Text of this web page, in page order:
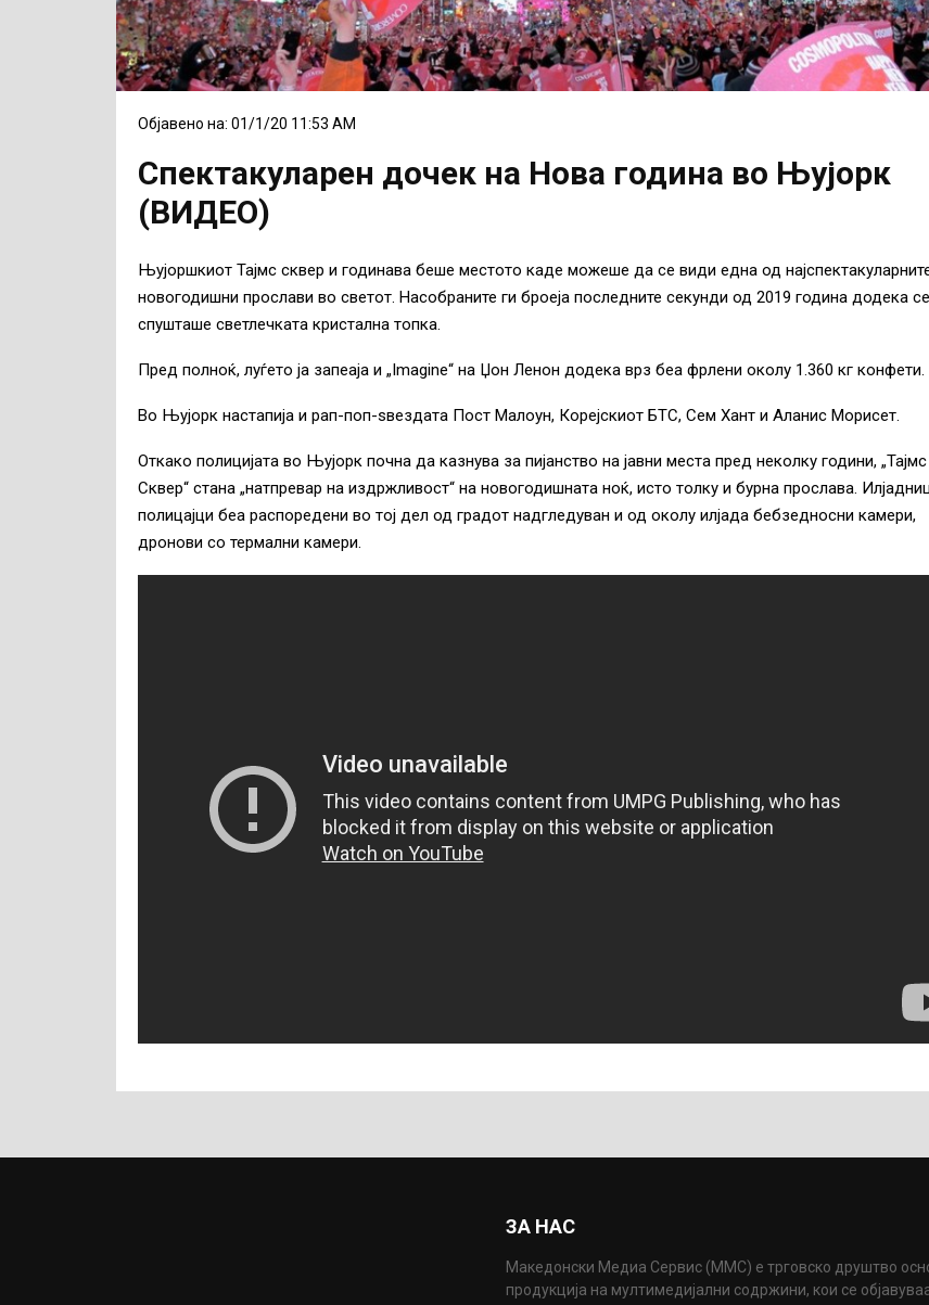
Објавено на: 01/1/20 11:53 AM
Спектакуларен дочек на Нова година во Њујорк
(ВИДЕО)
Њујоршкиот Тајмс сквер и годинава беше местото каде можеше да се види една од
новогодишни прослави во светот. Насобраните ги броеја последните секунди од 2019 година додека се
спушташе светлечката кристална топка.
Пред полноќ, луѓето ја запеаја и „Imagine“ на Џон Ленон додека врз беа фрлени околу 1.360 кг конфети.
Во Њујорк настапија и рап-поп-sвездата Пост Малоун, Корејскиот БТС, Сем Хант и Аланис Морисет.
Откако полицијата во Њујорк почна да казнува за пијанство на јавни места пред неколку години, „Тајмс
Сквер“ стана „натпревар на издржливост“ на новогодишната ноќ, исто толку и бурна прослава.
полицајци беа распоредени во тој дел од градот надгледуван и од околу илјада бебзедносни камери,
дронови со термални камери.
ЗА НАС
Македонски Медиа Сервис (ММС) е трговско друштво
продукција на мултимедијални содржини, кои се